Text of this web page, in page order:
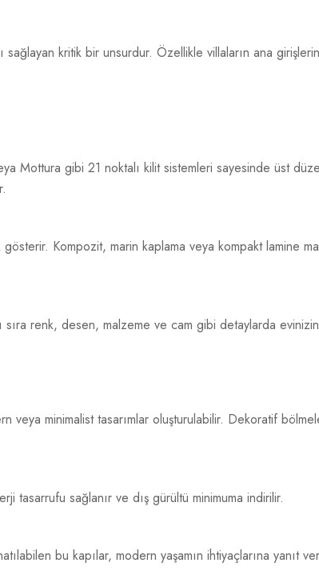
kritik bir unsurdur. Özellikle villaların ana
Mottura gibi 21 noktalı kilit sistemleri sayesinde üst
gösterir. Kompozit, marin kaplama veya kompakt lamine
renk, desen, malzeme ve cam gibi detaylarda
veya minimalist tasarımlar oluşturulabilir. Dekoratif
tasarrufu sağlanır ve dış gürültü minimuma indirilir.
bu kapılar, modern yaşamın ihtiyaçlarına yanıt